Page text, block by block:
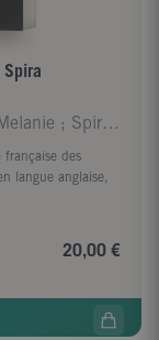
Spira
Quinodoz Jean-Michel ; Klein Melanie ; Spira Marce
française des
langue anglaise,
20,00 €